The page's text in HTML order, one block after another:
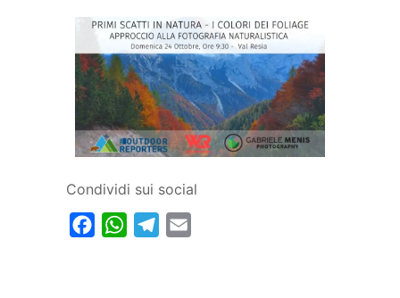
Condividi sui social
FacebookWhatsAppTelegram